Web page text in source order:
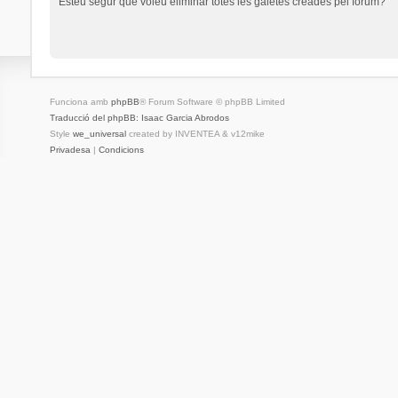
Funciona amb phpBB® Forum Software © phpBB Limited
Traducció del phpBB: Isaac Garcia Abrodos
Style we_universalcreated by INVENTEA & v12mike
Privadesa | Condicions